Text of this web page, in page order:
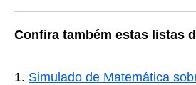
Confira também estas listas
Simulado de Matemática